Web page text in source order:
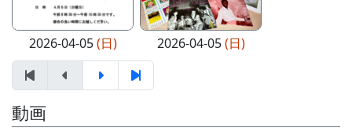
2026-04-05(日) 2026-04-05(日)
動画